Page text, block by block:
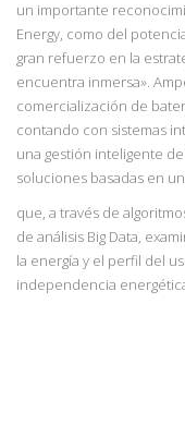
un importante
Energy, como del
gran refuerzo en la
encuentra inmersa».
comercialización de
contando con sistemas
una gestión inteligente
soluciones basadas en
que, a través de
de análisis Big Data,
la energía y el perfil del
independencia